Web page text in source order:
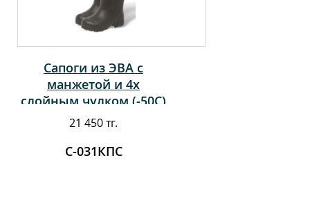
Сапоги из ЭВА с
манжетой и 4х
слойным чулком (-50С)
21 450 тг.
С-031КПС